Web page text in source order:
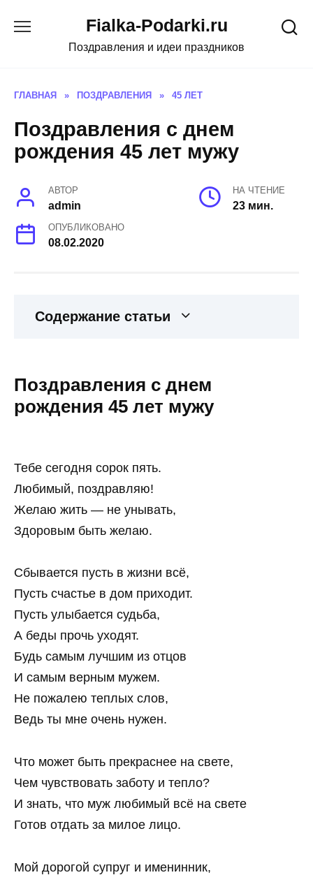
Fialka-Podarki.ru
Поздравления и идеи праздников
ГЛАВНАЯ » ПОЗДРАВЛЕНИЯ » 45 ЛЕТ
Поздравления с днем
рождения 45 лет мужу
АВТОР
admin
НА ЧТЕНИЕ
23 мин.
ОПУБЛИКОВАНО
08.02.2020
Содержание статьи
Поздравления с днем
рождения 45 лет мужу
Тебе сегодня сорок пять.
Любимый, поздравляю!
Желаю жить — не унывать,
Здоровым быть желаю.
Сбывается пусть в жизни всё,
Пусть счастье в дом приходит.
Пусть улыбается судьба,
А беды прочь уходят.
Будь самым лучшим из отцов
И самым верным мужем.
Не пожалею теплых слов,
Ведь ты мне очень нужен.
Что может быть прекраснее на свете,
Чем чувствовать заботу и тепло?
И знать, что муж любимый всё на свете
Готов отдать за милое лицо.
Мой дорогой супруг и именинник,